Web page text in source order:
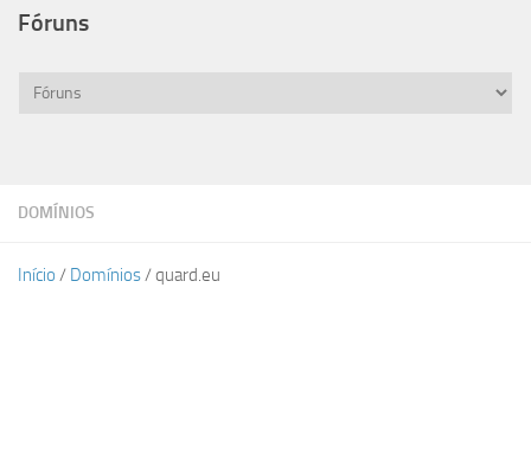
DOMÍNIOS
Início / Domínios/ quard.eu
Fóruns